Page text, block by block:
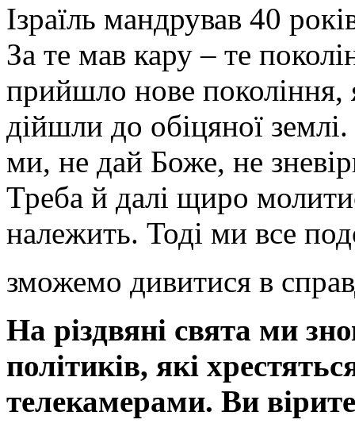
Ізраїль мандрував 40
За те мав кару – те
прийшло нове покоління,
дійшли до обіцяної
ми, не дай Боже, не
Треба й далі щиро
належить. Тоді ми все
зможемо дивитися в
На різдвяні свята ми
політиків, які
телекамерами. Ви